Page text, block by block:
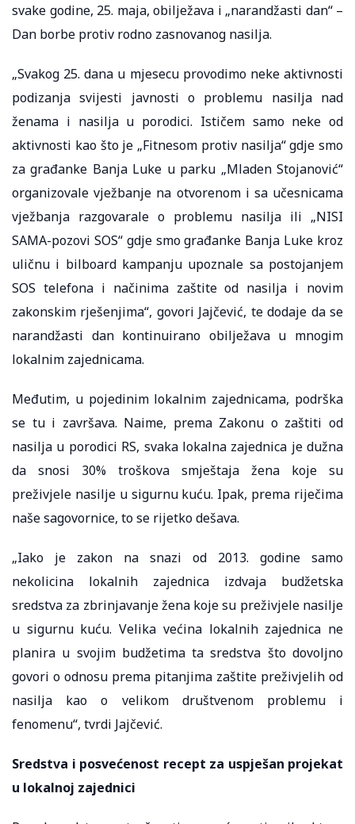
svake godine, 25. maja, obilježava i „narandžasti dan“ –
Dan borbe protiv rodno zasnovanog nasilja.
„Svakog 25. dana u mjesecu provodimo neke aktivnosti
podizanja svijesti javnosti o problemu nasilja nad
ženama i nasilja u porodici. Ističem samo neke od
aktivnosti kao što je „Fitnesom protiv nasilja“ gdje smo
za građanke Banja Luke u parku „Mladen Stojanović“
organizovale vježbanje na otvorenom i sa učesnicama
vježbanja razgovarale o problemu nasilja ili „NISI
SAMA-pozovi SOS“ gdje smo građanke Banja Luke kroz
uličnu i bilboard kampanju upoznale sa postojanjem
SOS telefona i načinima zaštite od nasilja i novim
zakonskim rješenjima“, govori Jajčević, te dodaje da se
narandžasti dan kontinuirano obilježava u mnogim
lokalnim zajednicama.
Međutim, u pojedinim lokalnim zajednicama, podrška
se tu i završava. Naime, prema Zakonu o zaštiti od
nasilja u porodici RS, svaka lokalna zajednica je dužna
da snosi 30% troškova smještaja žena koje su
preživjele nasilje u sigurnu kuću. Ipak, prema riječima
naše sagovornice, to se rijetko dešava.
„Iako je zakon na snazi od 2013. godine samo
nekolicina lokalnih zajednica izdvaja budžetska
sredstva za zbrinjavanje žena koje su preživjele nasilje
u sigurnu kuću. Velika većina lokalnih zajednica ne
planira u svojim budžetima ta sredstva što dovoljno
govori o odnosu prema pitanjima zaštite preživjelih od
nasilja kao o velikom društvenom problemu i
fenomenu“, tvrdi Jajčević.
Sredstva i posvećenost recept za uspješan projekat
u lokalnoj zajednici